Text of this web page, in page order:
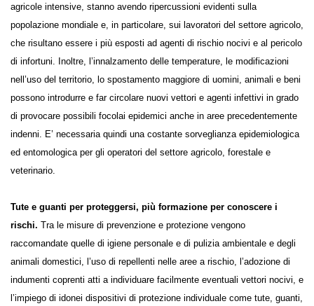
pratiche agricole intensive, stanno avendo ripercussioni evidenti sulla
popolazione mondiale e, in particolare, sui lavoratori del settore
agricolo, che risultano essere i più esposti ad agenti di rischio nocivi e
al pericolo di infortuni. Inoltre, l’innalzamento delle temperature, le
modificazioni nell’uso del territorio, lo spostamento maggiore di
uomini, animali e beni possono introdurre e far circolare nuovi vettori
e agenti infettivi in grado di provocare possibili focolai epidemici anche
in aree precedentemente indenni. E’ necessaria quindi una costante
sorveglianza epidemiologica ed entomologica per gli operatori del
settore agricolo, forestale e veterinario.
Tute e guanti per proteggersi, più formazione per conoscere i
rischi. Tra le misure di prevenzione e protezione vengono
raccomandate quelle di igiene personale e di pulizia ambientale e degli
animali domestici, l’uso di repellenti nelle aree a rischio, l’adozione di
indumenti coprenti atti a individuare facilmente eventuali vettori
nocivi, e l’impiego di idonei dispositivi di protezione individuale come